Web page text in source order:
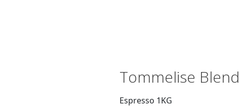
Tommelise Blend
Espresso 1KG